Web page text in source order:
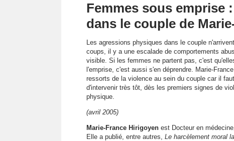
Femmes sous emprise
dans le couple de
Les agressions physiques dans le couple
coups, il y a une escalade de comportements
visible. Si les femmes ne partent pas, c'est
l'emprise, c'est aussi s'en déprendre. Marie-
ressorts de la violence au sein du couple car il
d'intervenir très tôt, dès les premiers signes de
physique.
(avril 2005)
Marie-France Hirigoyen est Docteur en
Elle a publié, entre autres, Le harcèlement moral